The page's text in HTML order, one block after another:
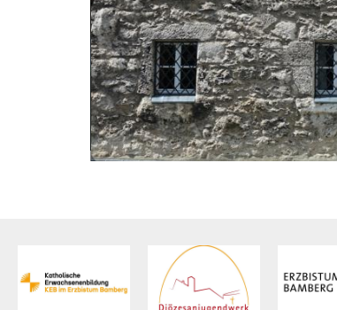
© Katja Erlwein / Jugendhaus Burg Feuerstein© Katja Erlwein